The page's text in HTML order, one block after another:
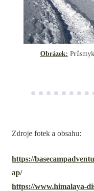
Obrázek:
Zdroje fotek a obsahu:
https://
ap/
https://www.himalaya-